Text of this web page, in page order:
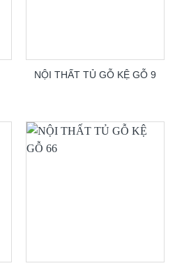
NỘI THẤT TỦ GỖ KỆ GỖ 9